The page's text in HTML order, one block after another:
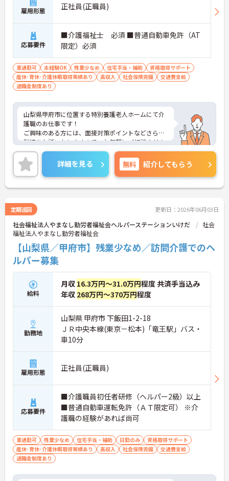
個人の頑張りが給与に還元される仕組みが整ってい
も目指せます
【IT化と手厚いフォロー体制により、業務のストレ
スを軽減できます】
・記録票の提出やシフト確認をすべてスマートフォ
ンで行えるため、手書きの書類作成や事業所への移
・定期的な面談を通じて上司がフォローする体制が
あり、訪問介護でありながら孤立することなくチー
ムの支援を受けながら業務に取り組めます
雇用形態 正社員(正職員)
応募要件
■介護福祉士 必須 ■普通自動車免許（AT
限定）必須
車通勤可 未経験OK 残業少なめ 住宅手当・補助
資格取得サポート
産休･育休･介護休暇取得実績あり
高収入 社会保険完備
交通費支給
退職金制度あり
山梨県甲府市に位置する特別養護老人ホームにて介
護職のお仕事です！
ご興味のある方には、面接対策ポイントなどさらに
詳細をお話いたしますので、お気軽にご相談くださ
い。
詳細を見る 無料 紹介してもらう
定期巡回 更新日：2026年06月03日
社会福祉法人やまなし勤労者福祉会ヘルパーステーションいけだ
社会
福祉法人やまなし勤労者福祉会
【山梨県／甲府市】残業少なめ／訪問介護でのヘ
ルパー募集
給料
月収 16.3万円～31.0万円程度 共済手当込み
年収 268万円～370万円程度
勤務地
山梨県 甲府市 下飯田1-2-18
ＪＲ中央本線(東京－松本)「竜王駅」バス・
車10分
雇用形態 正社員(正職員)
応募要件
■介護職員初任者研修（ヘルパー2級）以上
■普通自動車運転免許（ＡＴ限定可） ※介
護職の経験があれば尚可
車通勤可 残業少なめ 住宅手当・補助 日勤のみ
資格取得サポート
産休･育休･介護休暇取得実績あり
高収入 社会保険完備
交通費支給
退職金制度あり